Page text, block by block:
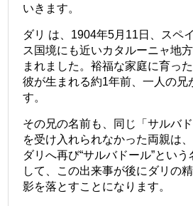
いきます。
ダリ は、1904年5月11日、スペ
ス国境にも近いカタルーニャ地
まれました。裕福な家庭に育っ
彼が生まれる約1年前、一人の兄
す。
その兄の名前も、同じ「サルバ
を受け入れられなかった両親は
ダリへ再び“サルバドール”とい
して、この出来事が後にダリの
影を落とすことになります。